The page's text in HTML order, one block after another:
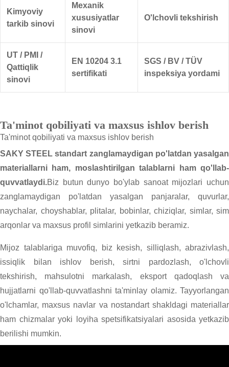
Kimyoviy
tarkib sinovi
Mexanik
xususiyatlar
sinovi
O'lchovli tekshirish
UT / PMI /
Qattiqlik
sinovi
EN 10204 3.1
sertifikati
SGS / BV / TÜV
inspeksiya yordami
Ta'minot qobiliyati va maxsus ishlov berish
Ta'minot qobiliyati va maxsus ishlov berish
SAKY STEEL standart zanglamaydigan po'latdan yasalgan
materiallarni ham, moslashtirilgan talablarni ham qo'llab-
quvvatlaydi.Biz butun dunyo bo'ylab sanoat mijozlari uchun
zanglamaydigan po'latdan yasalgan panjaralar, quvurlar,
naychalar, choyshablar, plitalar, bobinlar, chiziqlar, simlar, sim
arqonlar va maxsus profil simlarini yetkazib beramiz.
Mijoz talablariga muvofiq, biz kesish, silliqlash, abrazivlash,
issiqlik bilan ishlov berish, sirtni pardozlash, o'lchovli
tekshirish, mahsulotni markalash, eksport qadoqlash va
hujjatlarni qo'llab-quvvatlashni ta'minlay olamiz. Tayyorlangan
o'lchamlar, maxsus navlar va nostandart shakldagi materiallar
ham chizmalar yoki loyiha spetsifikatsiyalari asosida yetkazib
berilishi mumkin.